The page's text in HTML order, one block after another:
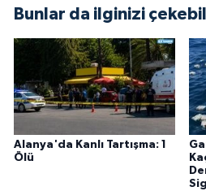
Bunlar da ilginizi
Alanya'da Kanlı Tartışma: 1
Ölü